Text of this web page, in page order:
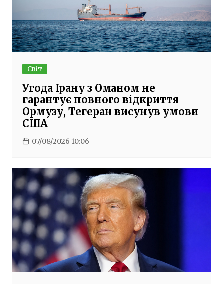
Світ
Угода Ірану з Оманом не
гарантує повного відкриття
Ормузу, Тегеран висунув умови
США
07/08/2026 10:06